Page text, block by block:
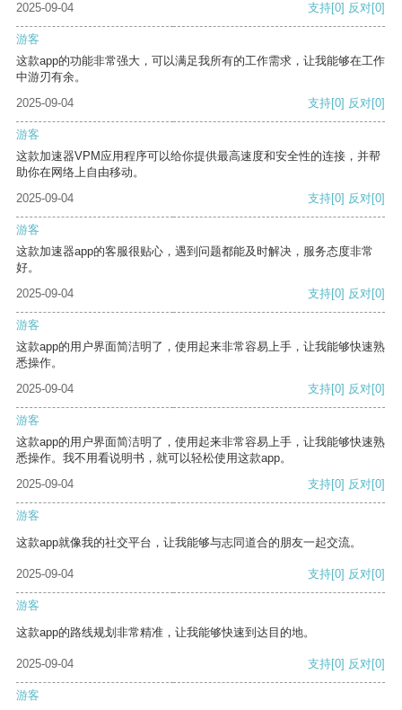
2025-09-04
支持[0] 反对[0]
游客
这款app的功能非常强大，可以满足我所有的工作需求，让我能够在工作
中游刃有余。
2025-09-04
支持[0] 反对[0]
游客
这款加速器VPM应用程序可以给你提供最高速度和安全性的连接，并帮
助你在网络上自由移动。
2025-09-04
支持[0] 反对[0]
游客
这款加速器app的客服很贴心，遇到问题都能及时解决，服务态度非常
好。
2025-09-04
支持[0] 反对[0]
游客
这款app的用户界面简洁明了，使用起来非常容易上手，让我能够快速熟
悉操作。
2025-09-04
支持[0] 反对[0]
游客
这款app的用户界面简洁明了，使用起来非常容易上手，让我能够快速熟
悉操作。我不用看说明书，就可以轻松使用这款app。
2025-09-04
支持[0] 反对[0]
游客
这款app就像我的社交平台，让我能够与志同道合的朋友一起交流。
2025-09-04 支持[0] 反对[0]
游客
这款app的路线规划非常精准，让我能够快速到达目的地。
2025-09-04 支持[0] 反对[0]
游客